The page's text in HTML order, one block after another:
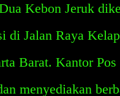
Kebon Jeruk
di Jalan Raya
Barat. Kantor
menyediakan